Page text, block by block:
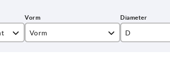
Vorm D